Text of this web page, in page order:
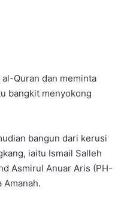
Quran dan meminta
bangkit menyokong
bangun dari kerusi
iaitu Ismail Salleh
Asmirul Anuar Aris (PH-
Amanah.